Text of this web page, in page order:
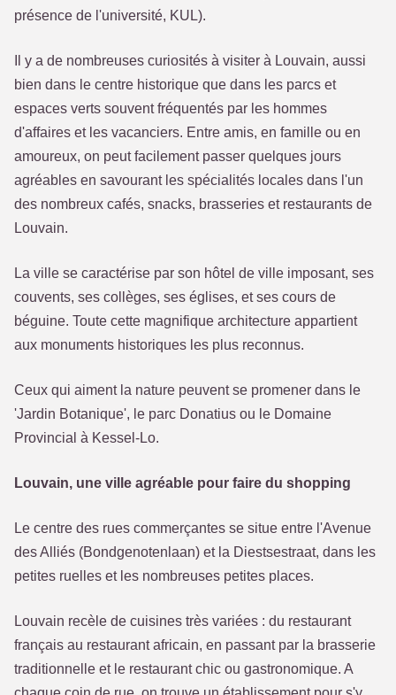
présence de l'université, KUL).
Il y a de nombreuses curiosités à visiter à Louvain, aussi
bien dans le centre historique que dans les parcs et
espaces verts souvent fréquentés par les hommes
d'affaires et les vacanciers. Entre amis, en famille ou en
amoureux, on peut facilement passer quelques jours
agréables en savourant les spécialités locales dans l'un
des nombreux cafés, snacks, brasseries et restaurants de
Louvain.
La ville se caractérise par son hôtel de ville imposant, ses
couvents, ses collèges, ses églises, et ses cours de
béguine. Toute cette magnifique architecture appartient
aux monuments historiques les plus reconnus.
Ceux qui aiment la nature peuvent se promener dans le
'Jardin Botanique', le parc Donatius ou le Domaine
Provincial à Kessel-Lo.
Louvain, une ville agréable pour faire du shopping
Le centre des rues commerçantes se situe entre l'Avenue
des Alliés (Bondgenotenlaan) et la Diestsestraat, dans les
petites ruelles et les nombreuses petites places.
Louvain recèle de cuisines très variées : du restaurant
français au restaurant africain, en passant par la brasserie
traditionnelle et le restaurant chic ou gastronomique. A